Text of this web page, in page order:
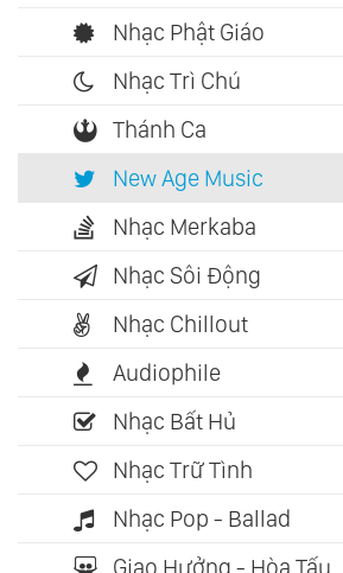
Nhạc Phật Giáo
Nhạc Trì Chú
Thánh Ca
New Age Music
Nhạc Merkaba
Nhạc Sôi Động
Nhạc Chillout
Audiophile
Nhạc Bất Hủ
Nhạc Trữ Tình
Nhạc Pop - Ballad
Giao Hưởng - Hòa Tấu